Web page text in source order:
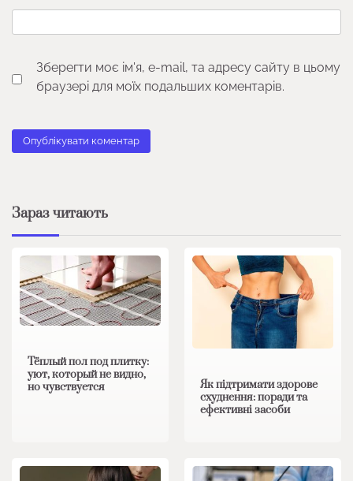
Зберегти моє ім'я, e-mail, та адресу сайту в цьому
браузері для моїх подальших коментарів.
Зараз читають
Тёплый пол под плитку:
уют, который не видно,
но чувствуется
Як підтримати здорове
схуднення: поради та
ефективні засоби